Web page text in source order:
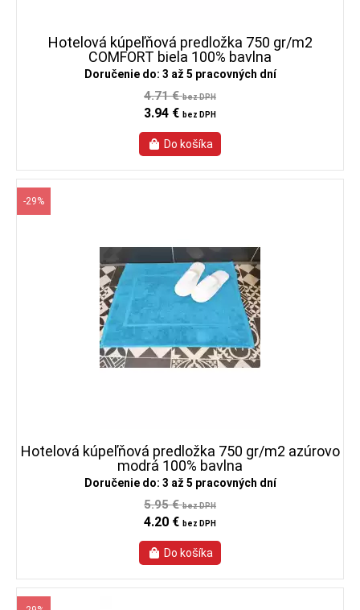
Hotelová kúpeľňová predložka 750 gr/m2
COMFORT biela 100% bavlna
Doručenie do: 3 až 5 pracovných dní
4.71 €bez DPH
3.94 € bez DPH
-29%
Hotelová kúpeľňová predložka 750 gr/m2 azúrovo
modrá 100% bavlna
Doručenie do: 3 až 5 pracovných dní
5.95 €bez DPH
4.20 € bez DPH